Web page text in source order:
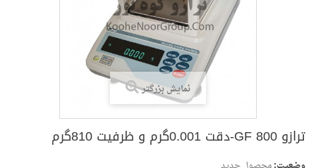
نمایش بزرگتر